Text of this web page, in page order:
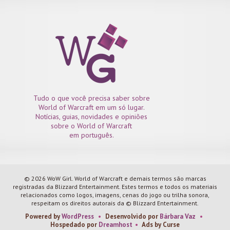
Tudo o que você precisa saber sobre
World of Warcraft em um só lugar.
Notícias, guias, novidades e opiniões
sobre o World of Warcraft
em português.
© 2026 WoW Girl. World of Warcraft e demais termos são marcas
registradas da Blizzard Entertainment. Estes termos e todos os materiais
relacionados como logos, imagens, cenas do jogo ou trilha sonora,
respeitam os direitos autorais da © Blizzard Entertainment.
Powered byWordPress • Desenvolvido por Bárbara Vaz •
Hospedado por Dreamhost • Ads by Curse